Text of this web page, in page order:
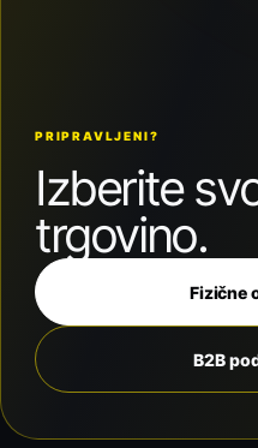
PRIPRAVLJENI?
Izberite
trgovino.
Fizične
B2B